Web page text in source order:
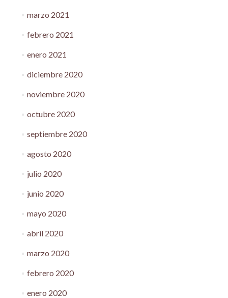
marzo 2021
febrero 2021
enero 2021
diciembre 2020
noviembre 2020
octubre 2020
septiembre 2020
agosto 2020
julio 2020
junio 2020
mayo 2020
abril 2020
marzo 2020
febrero 2020
enero 2020